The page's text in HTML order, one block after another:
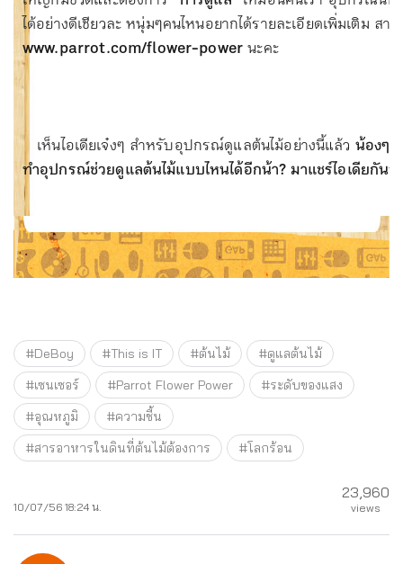
ได้อย่างดีเชียวละ หนุ่มๆคนไหนอยากได้รายละเอียดเพิ่มเติม สา
www.parrot.com/flower-powerนะคะ
เห็นไอเดียเจ๋งๆ สำหรับอุปกรณ์ดูแลต้นไม้อย่างนี้แล้ว น้องๆ
ทำอุปกรณ์ช่วยดูแลต้นไม้แบบไหนได้อีกน้า? มาแชร์ไอเดียกัน
#DeBoy #This is IT #ต้นไม้
#ดูแลต้นไม้
#เซนเซอร์
#Parrot Flower Power
#ระดับของแสง
#อุณหภูมิ
#ความชื้น
#สารอาหารในดินที่ต้นไม้ต้องการ
#โลกร้อน
10/07/56 18:24 น.
23,960
views